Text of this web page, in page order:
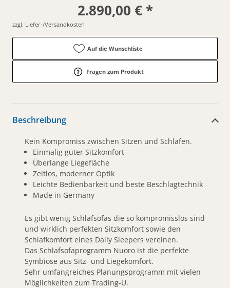
2.890,00 € *
zzgl. Liefer-/Versandkosten
Auf die Wunschliste
Fragen zum Produkt
Beschreibung
Kein Kompromiss zwischen Sitzen und Schlafen.
Einmalig guter Sitzkomfort
Überlange Liegefläche
Zeitlos, moderner Optik
Leichte Bedienbarkeit und beste Beschlagtechnik
Made in Germany
Es gibt wenig Schlafsofas die so kompromisslos sind
und wirklich perfekten Sitzkomfort sowie den
Schlafkomfort eines Daily Sleepers vereinen.
Das Schlafsofaprogramm Nuoro ist die perfekte
Symbiose aus Sitz- und Liegekomfort.
Sehr umfangreiches Planungsprogramm mit vielen
Möglichkeiten zum Trading-U.